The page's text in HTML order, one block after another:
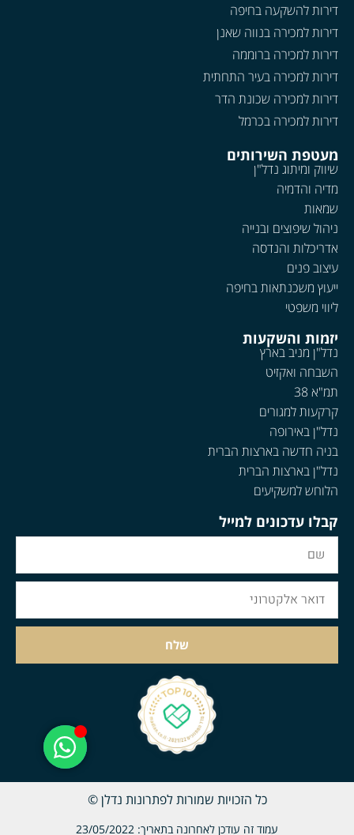
דירות להשקעה בחיפה
דירות למכירה בנווה שאנן
דירות למכירה ברוממה
דירות למכירה בעיר התחתית
דירות למכירה שכונת הדר
דירות למכירה בכרמל
מעטפת השירותים
שיווק ומיתוג נדל"ן
מדיה והדמיה
שמאות
ניהול שיפוצים ובנייה
אדריכלות והנדסה
עיצוב פנים
ייעוץ משכנתאות בחיפה
ליווי משפטי
יזמות והשקעות
נדל"ן מניב בארץ
השבחה ואקזיט
תמ"א 38
קרקעות למגורים
נדל"ן באירופה
בניה חדשה בארצות הברית
נדל"ן בארצות הברית
הלוחש למשקיעים
קבלו עדכונים למייל
שלח
כל הזכויות שמורות לפתרונות נדלן ©
עמוד זה עודכן לאחרונה בתאריך: 23/05/2022